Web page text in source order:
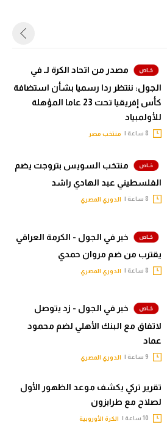
مصدر من اتحاد الكرة لـ في
الجول: ننتظر ردا رسميا بشأن استضافة
كأس إفريقيا تحت 23 عاما المؤهلة
للأولمبياد
منتخب مصر
منتخب السويس بتروجت يضم
الفلسطيني عبد الهادي راشد
الدوري المصري
خبر في الجول - الكرمة العراقي
يقترب من ضم مروان حمدي
الدوري المصري
خبر في الجول - زد يتوصل
لاتفاق مع البنك الأهلي لضم محمود
عماد
الدوري المصري
تقرير تركي يكشف موعد الظهور الأول
لصلاح مع طرابزون
الكرة الأوروبية